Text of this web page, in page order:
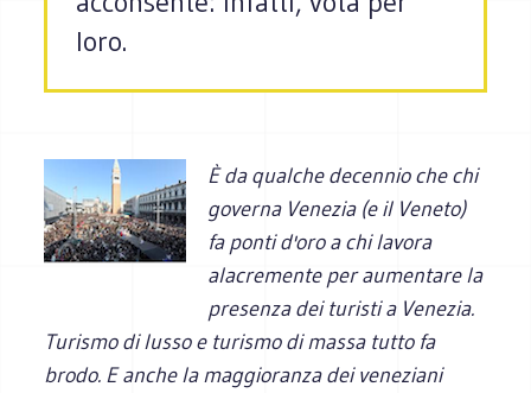
loro.
È da qualche decennio che chi
governa Venezia (e il Veneto)
fa ponti d'oro a chi lavora
alacremente per aumentare la
presenza dei turisti a Venezia.
Turismo di lusso e turismo di massa tutto fa
brodo. E anche la maggioranza dei veneziani